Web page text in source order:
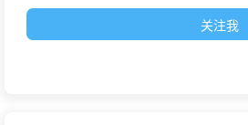
关注我